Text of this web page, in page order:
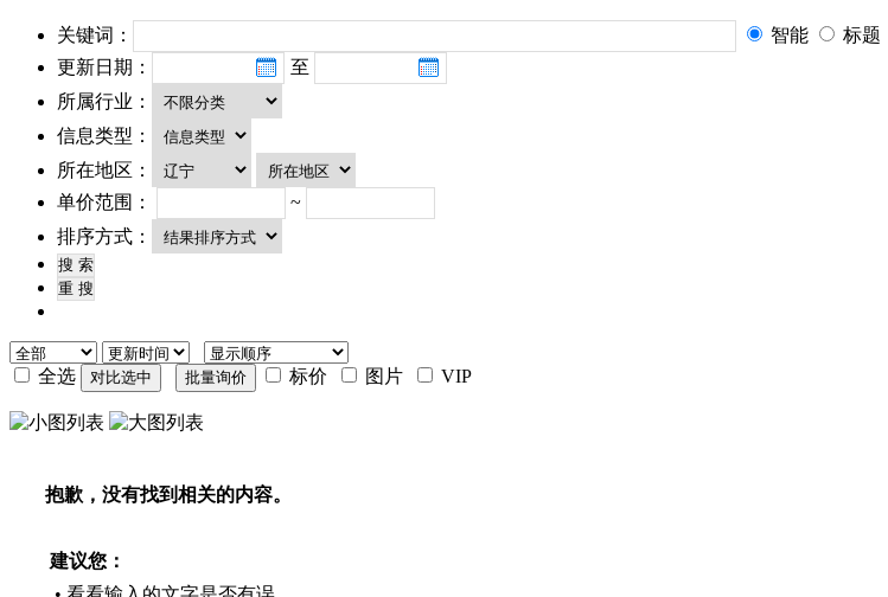
关键词： 智能 标题
更新日期：
至
所属行业：
信息类型：
所在地区：
单价范围：
~
排序方式：
全选 标价 图片 VIP
抱歉，没有找到相关的内容。
建议您：